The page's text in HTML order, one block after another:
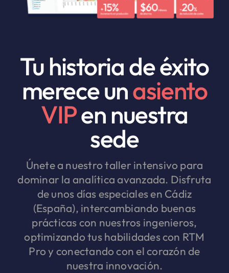
Tu historia de éxito
merece unasiento
VIPen nuestra
sede
Únete a nuestro taller intensivo para
dominar la analítica avanzada. Disfruta
de unos días especiales en Cádiz
(España), intercambiando buenas
prácticas con nuestros ingenieros,
optimizando tus habilidades con RTM
Pro y conectando con el corazón de
nuestra innovación.